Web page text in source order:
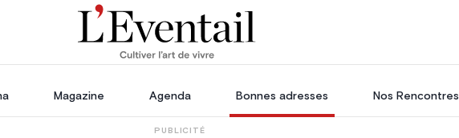
Magazine Agenda Bonnes adresses Nos Rencontres
PUBLICITÉ